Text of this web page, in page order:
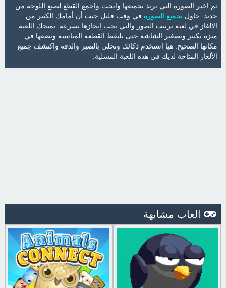
ثم اختر الصورة التي تريد تجميعها وابحث واجمع القطع لصنع اللوحة من
جديد. حاول تجميع الصورة في وقت قليل حيث أن أمامك الكثير من
الالغاز في لعبة ترتيب الصور والتي يجب إنجازها بسرعة. تمنحك اللعبة
ميزة تكبير وتصغير الشاشة حتى تلتقط القطعة المناسبة وتضعها في
مكانها الصحيح. هيا استخدم ذكائك وتحلى بالصبر والدقة واكتشف جميع
الألغاز المتاحة لديك في هذه اللعبة المسلية.
العاب مشابهة